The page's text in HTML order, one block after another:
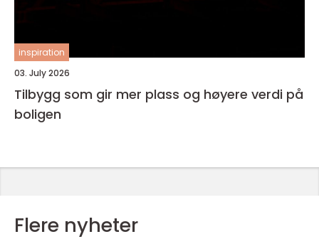
inspiration
03. July 2026
Tilbygg som gir mer plass og høyere verdi på
boligen
Flere nyheter